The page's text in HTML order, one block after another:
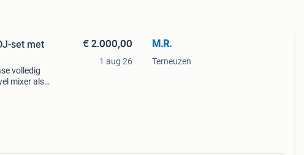
set met
volledig
mixer als
€ 2.000,00
1 aug 26
M.R.
Terneuzen